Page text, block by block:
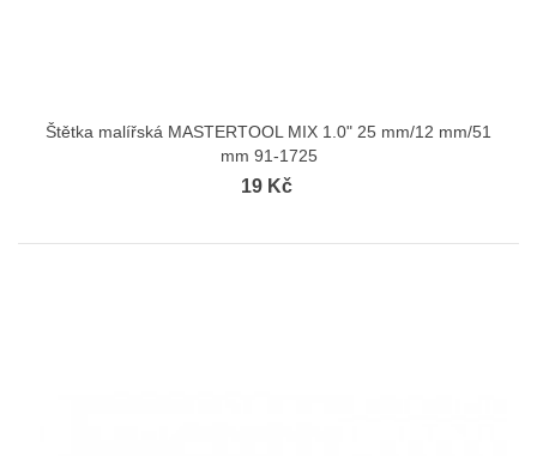
Štětka malířská MASTERTOOL MIX 1.0" 25 mm/12 mm/51
mm 91-1725
19 Kč